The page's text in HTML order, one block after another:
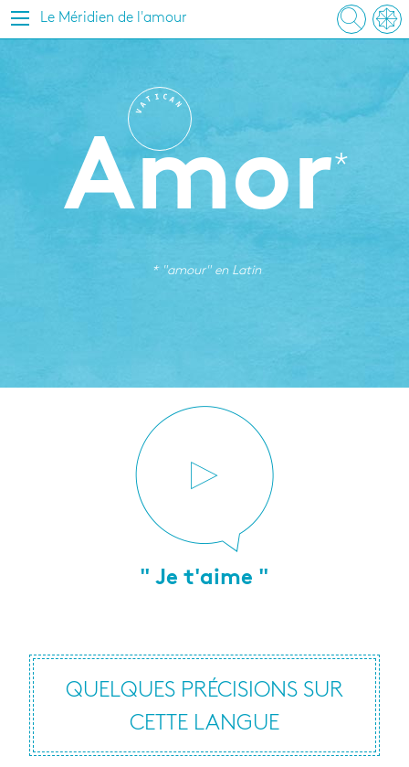
Le Méridien de l'amour
Amor
V
A
T I C A
N
* "amour" en Latin
" Je t'aime "
QUELQUES PRÉ­CI­SIONS SUR
CETTE LANGUE